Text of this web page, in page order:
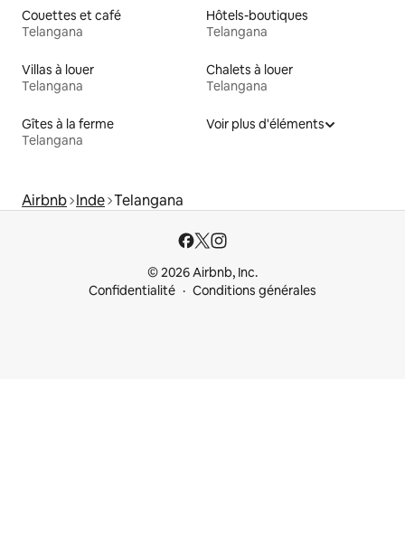
Couettes et café
Telangana
Hôtels-boutiques
Telangana
Villas à louer
Telangana
Chalets à louer
Telangana
Gîtes à la ferme
Telangana
Voir plus d'éléments
Airbnb Inde Telangana
© 2026 Airbnb, Inc.
Confidentialité
Conditions générales